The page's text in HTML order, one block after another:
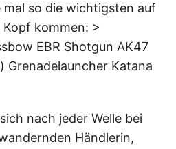
mal so die wichtigsten auf
kommen: >
EBR Shotgun AK47
Grenadelauncher Katana
nach jeder Welle bei
Händlerin,